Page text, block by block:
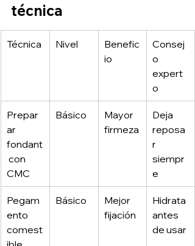
técnica
Técnica Nivel
Benefic
io
Consej
o
expert
o
Prepar
ar
fondant
con
CMC
Básico
Mayor
firmeza
Deja
reposa
r
siempr
e
Pegam
ento
comest
Básico
Mejor
fijación
Hidrata
antes
de usar